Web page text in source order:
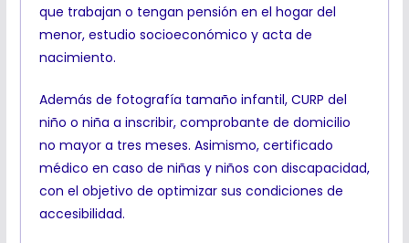
que trabajan o tengan pensión en el hogar del
menor, estudio socioeconómico y acta de
nacimiento.
Además de fotografía tamaño infantil, CURP del
niño o niña a inscribir, comprobante de domicilio
no mayor a tres meses. Asimismo, certificado
médico en caso de niñas y niños con discapacidad,
con el objetivo de optimizar sus condiciones de
accesibilidad.